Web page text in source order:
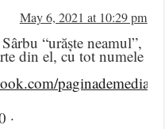
May 6, 2021 at 10:29 pm
“urăște neamul”,
din el, cu tot numele
paginademedia/
·